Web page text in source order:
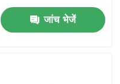
डीजल जनरेटर सेट
जांच भेजें